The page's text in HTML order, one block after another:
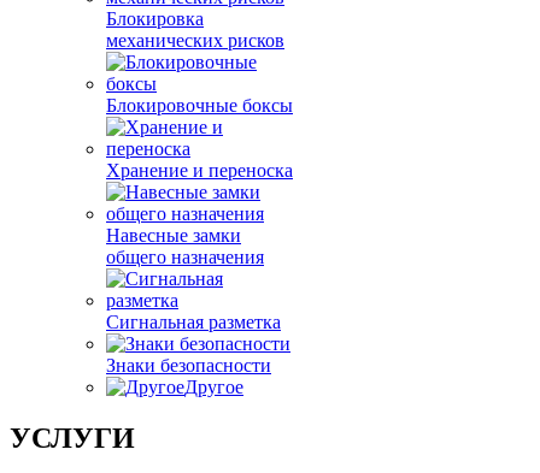
Блокировка
механических рисков
Блокировочные боксы
Хранение и переноска
Навесные замки
общего назначения
Сигнальная разметка
Знаки безопасности
Другое
УСЛУГИ